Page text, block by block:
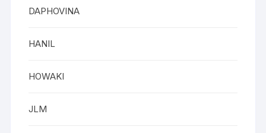
DAPHOVINA
HANIL
HOWAKI
JLM